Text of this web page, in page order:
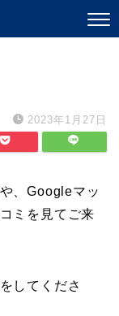
2023年1月27日
、Googleマッ
ミを見てご来
してくださ